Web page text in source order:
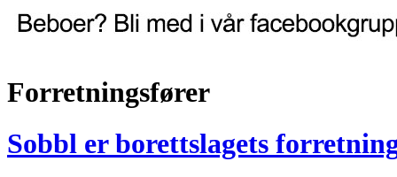
Forretningsfører
Sobbl er borettslagets